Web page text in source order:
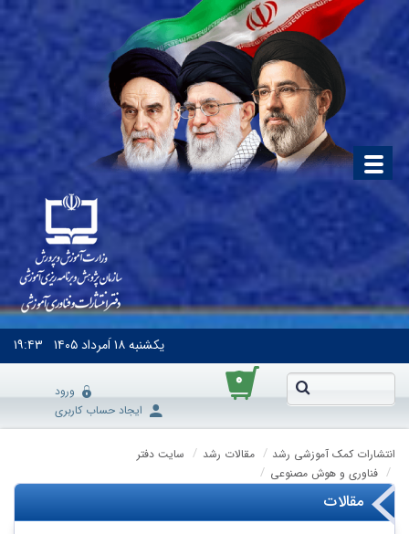
یکشنبه۱۸ اَمرداد ۱۴۰۵ ۱۹:۴۳
۰
ورود
ایجاد حساب کاربری
انتشارات کمک آموزشی رشد مقالات رشد
سایت دفتر
فناوری و هوش مصنوعی
مقالات